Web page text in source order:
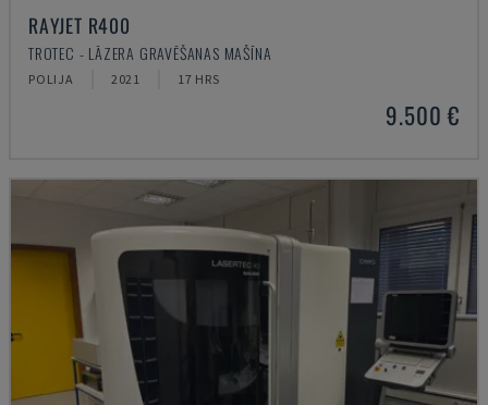
RAYJET R400
TROTEC - LĀZERA GRAVĒŠANAS MAŠĪNA
POLIJA 2021 17 HRS
9.500 €